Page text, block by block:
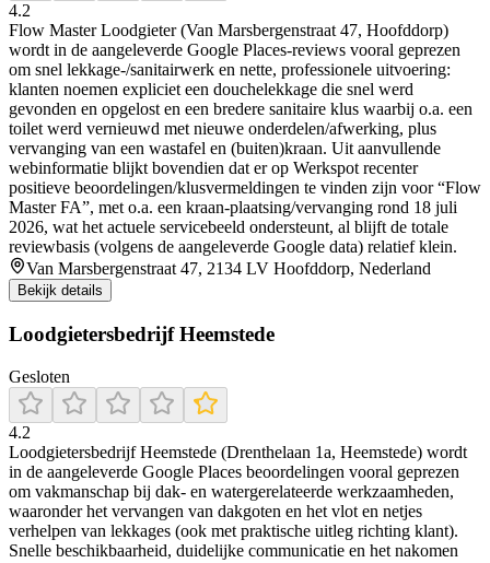
4.2
Flow Master Loodgieter (Van Marsbergenstraat 47, Hoofddorp)
wordt in de aangeleverde Google Places-reviews vooral geprezen
om snel lekkage-/sanitairwerk en nette, professionele uitvoering:
klanten noemen expliciet een douchelekkage die snel werd
gevonden en opgelost en een bredere sanitaire klus waarbij o.a. een
toilet werd vernieuwd met nieuwe onderdelen/afwerking, plus
vervanging van een wastafel en (buiten)kraan. Uit aanvullende
webinformatie blijkt bovendien dat er op Werkspot recenter
positieve beoordelingen/klusvermeldingen te vinden zijn voor “Flow
Master FA”, met o.a. een kraan-plaatsing/vervanging rond 18 juli
2026, wat het actuele servicebeeld ondersteunt, al blijft de totale
reviewbasis (volgens de aangeleverde Google data) relatief klein.
Van Marsbergenstraat 47, 2134 LV Hoofddorp, Nederland
Bekijk details
Loodgietersbedrijf Heemstede
Gesloten
4.2
Loodgietersbedrijf Heemstede (Drenthelaan 1a, Heemstede) wordt
in de aangeleverde Google Places beoordelingen vooral geprezen
om vakmanschap bij dak- en watergerelateerde werkzaamheden,
waaronder het vervangen van dakgoten en het vlot en netjes
verhelpen van lekkages (ook met praktische uitleg richting klant).
Snelle beschikbaarheid, duidelijke communicatie en het nakomen